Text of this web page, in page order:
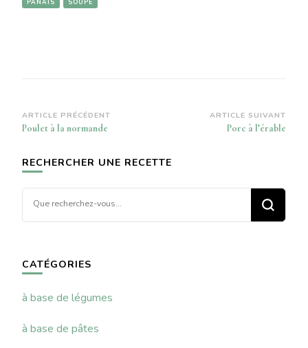
PANAIS SOUPE
Navigation
d’article
ARTICLE PRÉCÉDENT
Poulet à la normande
ARTICLE SUIVANT
Porc à l’érable
RECHERCHER UNE RECETTE
CATÉGORIES
à base de légumes
à base de pâtes